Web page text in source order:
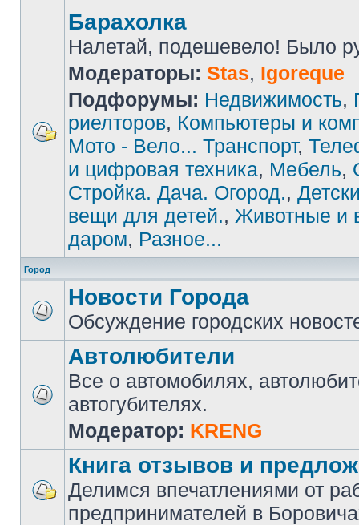
Барахолка
Налетай, подешевело! Было
Модераторы: Stas, Igoreque
Подфорумы: Недвижимость,
риелторов, Компьютеры и
Мото - Вело... Транспорт,
и цифровая техника, Мебель,
Стройка. Дача. Огород.,
вещи для детей., Животные и
даром, Разное...
Город
Новости Города
Обсуждение городских
Автолюбители
Все о автомобилях,
автогубителях.
Модератор: KRENG
Книга отзывов и
Делимся впечатлениями от
предпринимателей в